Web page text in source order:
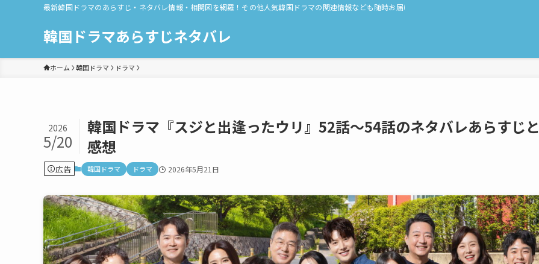
最新韓国ドラマのあらすじ・ネタバレ情報・相関図を網羅！その他人気韓国ドラマの関連情報なども随時お届け！
韓国ドラマあらすじネタバレ
ホーム 韓国ドラマ ドラマ
韓国ドラマ『スジと出逢ったウリ』52話〜54話のネタバレあらすじと
感想
2026
5/20
広告 韓国ドラマ ドラマ 2026年5月21日